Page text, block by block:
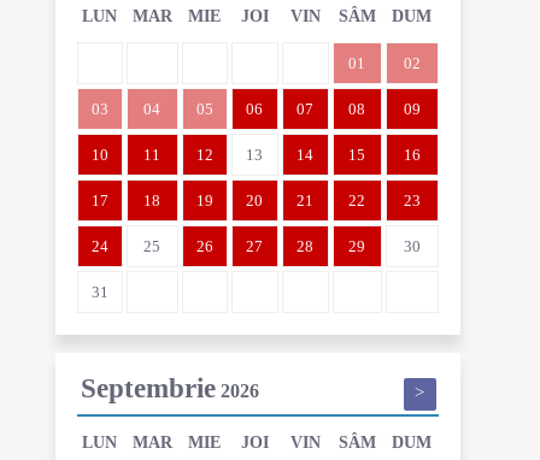
LUN MAR MIE JOI VIN SÂM DUM
01 02
03 04 05 06 07 08 09
10 11 12 13 14 15 16
17 18 19 20 21 22 23
24 25 26 27 28 29 30
31
Septembrie 2026 >
LUN MAR MIE JOI VIN SÂM DUM